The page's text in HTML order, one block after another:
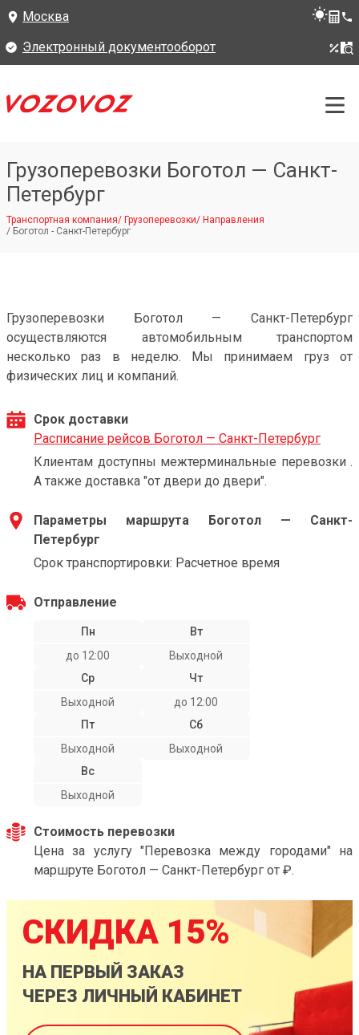
Москва
Электронный документооборот
Грузоперевозки Боготол — Санкт-
Петербург
Транспортная компания/ Грузоперевозки/ Направления
/ Боготол - Санкт-Петербург
Грузоперевозки Боготол — Санкт-Петербург
осуществляются автомобильным транспортом
несколько раз в неделю. Мы принимаем груз от
физических лиц и компаний.
Срок доставки
Расписание рейсов Боготол — Санкт-Петербург
Клиентам доступны межтерминальные перевозки .
А также доставка "от двери до двери".
Параметры маршрута Боготол — Санкт-
Петербург
Срок транспортировки: Расчетное время
Отправление
Пн
до 12:00
Вт
Выходной
Ср
Выходной
Чт
до 12:00
Пт
Выходной
Сб
Выходной
Вс
Выходной
Стоимость перевозки
Цена за услугу "Перевозка между городами" на
маршруте Боготол — Санкт-Петербург от ₽.
СКИДКА 15%
НА ПЕРВЫЙ ЗАКАЗ
ЧЕРЕЗ ЛИЧНЫЙ КАБИНЕТ